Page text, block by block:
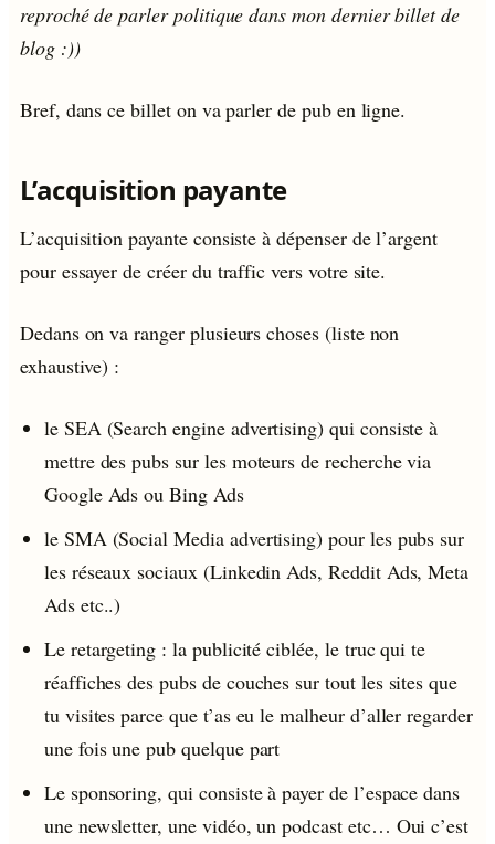
reproché de parler politique dans mon dernier billet de
blog :))
Bref, dans ce billet on va parler de pub en ligne.
L’acquisition payante
L’acquisition payante consiste à dépenser de l’argent
pour essayer de créer du traffic vers votre site.
Dedans on va ranger plusieurs choses (liste non
exhaustive) :
le SEA (Search engine advertising) qui consiste à
mettre des pubs sur les moteurs de recherche via
Google Ads ou Bing Ads
le SMA (Social Media advertising) pour les pubs sur
les réseaux sociaux (Linkedin Ads, Reddit Ads, Meta
Ads etc..)
Le retargeting : la publicité ciblée, le truc qui te
réaffiches des pubs de couches sur tout les sites que
tu visites parce que t’as eu le malheur d’aller regarder
une fois une pub quelque part
Le sponsoring, qui consiste à payer de l’espace dans
une newsletter, une vidéo, un podcast etc… Oui c’est